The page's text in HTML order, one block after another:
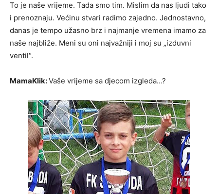
To je naše vrijeme. Tada smo tim. Mislim da nas ljudi tako
i prenoznaju. Većinu stvari radimo zajedno. Jednostavno,
danas je tempo užasno brz i najmanje vremena imamo za
naše najbliže. Meni su oni najvažniji i moj su „izduvni
ventil“.
MamaKlik:Vaše vrijeme sa djecom izgleda…?